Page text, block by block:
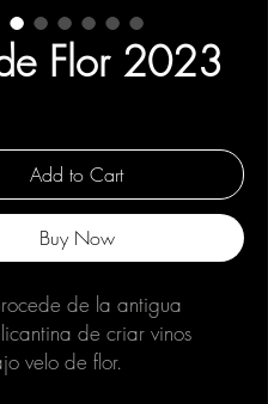
Flor 2023
Add to Cart
Buy Now
de la antigua
de criar vinos
velo de flor.